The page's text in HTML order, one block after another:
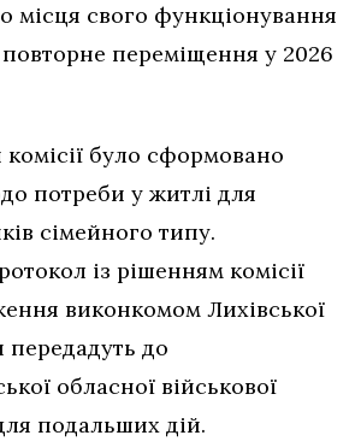
місця свого функціонування
переміщення у 2026
було сформовано
потреби у житлі для
сімейного типу.
із рішенням комісії
виконкомом Лихівської
до
обласної військової
подальших дій.